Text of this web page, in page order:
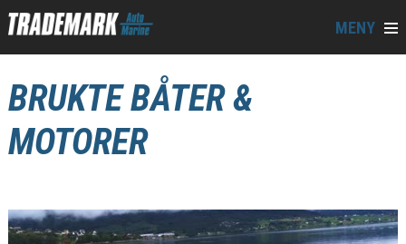
MENY
BRUKTE BÅTER &
MOTORER